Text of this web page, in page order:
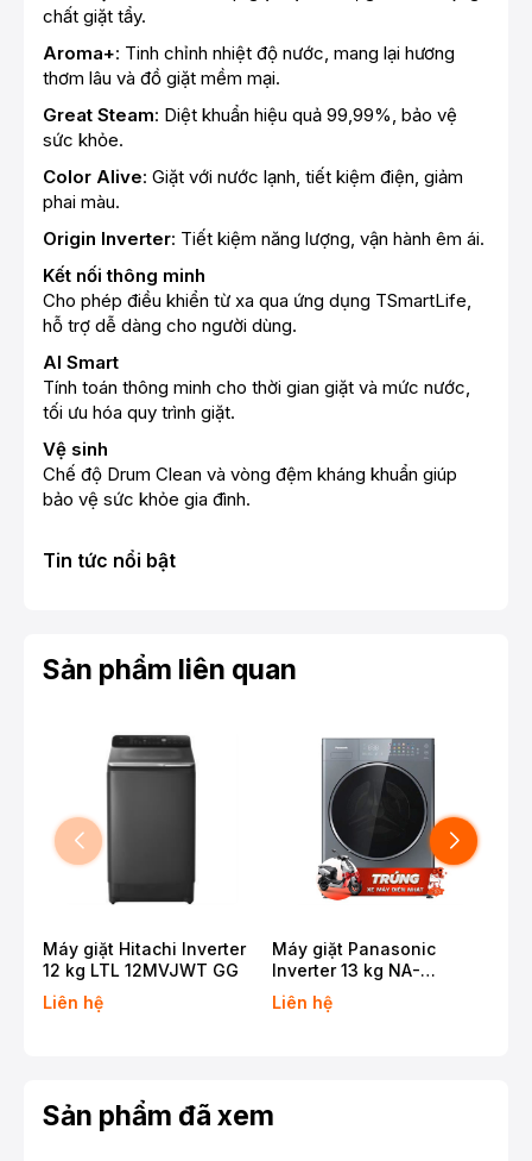
chất giặt tẩy.
Aroma+: Tinh chỉnh nhiệt độ nước, mang lại hương
thơm lâu và đồ giặt mềm mại.
Great Steam: Diệt khuẩn hiệu quả 99,99%, bảo vệ
sức khỏe.
Color Alive: Giặt với nước lạnh, tiết kiệm điện, giảm
phai màu.
Origin Inverter: Tiết kiệm năng lượng, vận hành êm ái.
Kết nối thông minh
Cho phép điều khiển từ xa qua ứng dụng TSmartLife,
hỗ trợ dễ dàng cho người dùng.
AI Smart
Tính toán thông minh cho thời gian giặt và mức nước,
tối ưu hóa quy trình giặt.
Vệ sinh
Chế độ Drum Clean và vòng đệm kháng khuẩn giúp
bảo vệ sức khỏe gia đình.
Tin tức nổi bật
Sản phẩm liên quan
Máy giặt Hitachi Inverter
12 kg LTL 12MVJWT GG
Liên hệ
Máy giặt Panasonic
Inverter 13 kg NA-
26CVX1AVT
Liên hệ
Sản phẩm đã xem